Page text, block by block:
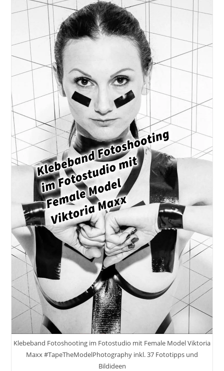
Klebeband Fotoshooting im Fotostudio mit Female Model Viktoria
Maxx #TapeTheModelPhotography inkl. 37 Fototipps und
Bildideen